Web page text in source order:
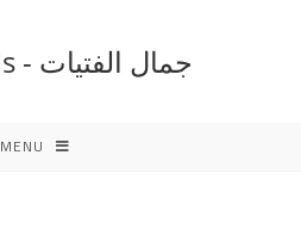
جمال الفتيات - Jamal Girls
MENU